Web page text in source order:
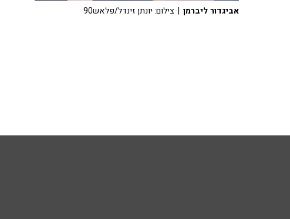
אביגדור ליברמן | צילום: יונתן זינדל/פלאש90